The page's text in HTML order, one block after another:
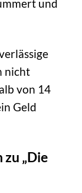
und
nicht
von 14
Geld
zu „Die